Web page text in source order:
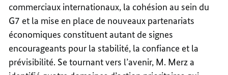
commerciaux internationaux, la cohésion au sein du
G7 et la mise en place de nouveaux partenariats
économiques constituent autant de signes
encourageants pour la stabilité, la confiance et la
prévisibilité. Se tournant vers l’avenir, M. Merz a